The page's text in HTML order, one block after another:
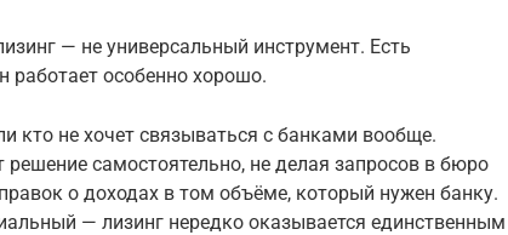
— не универсальный инструмент. Есть
работает особенно хорошо.
кто не хочет связываться с банками вообще.
самостоятельно, не делая запросов в бюро
о доходах в том объёме, который нужен банку.
— лизинг нередко оказывается единственным